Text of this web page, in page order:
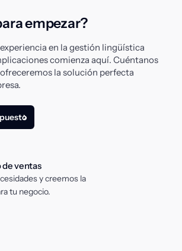
empezar?
en la gestión lingüística
comienza aquí. Cuéntanos
la solución perfecta
de ventas
y creemos la
tu negocio.